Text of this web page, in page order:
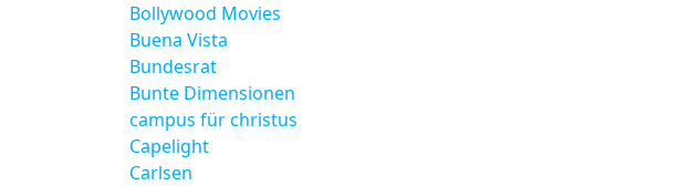
Bollywood Movies
Buena Vista
Bundesrat
Bunte Dimensionen
campus für christus
Capelight
Carlsen